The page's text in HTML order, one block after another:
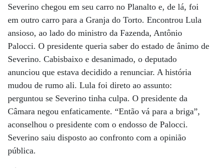
Severino chegou em seu carro no Planalto e, de lá, foi
em outro carro para a Granja do Torto. Encontrou Lula
ansioso, ao lado do ministro da Fazenda, Antônio
Palocci. O presidente queria saber do estado de ânimo de
Severino. Cabisbaixo e desanimado, o deputado
anunciou que estava decidido a renunciar. A história
mudou de rumo ali. Lula foi direto ao assunto:
perguntou se Severino tinha culpa. O presidente da
Câmara negou enfaticamente. “Então vá para a briga”,
aconselhou o presidente com o endosso de Palocci.
Severino saiu disposto ao confronto com a opinião
pública.